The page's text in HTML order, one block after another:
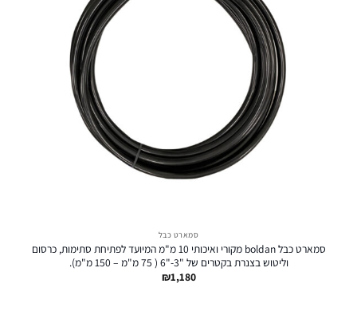
סמארט כבל
סמארט כבל boldan מקורי ואיכותי 10 מ"מ המיועד לפתיחת סתימות, כרסום
וליטוש בצנרת בקטרים של "3-"6 ( 75 מ"מ – 150 מ"מ).
₪1,180